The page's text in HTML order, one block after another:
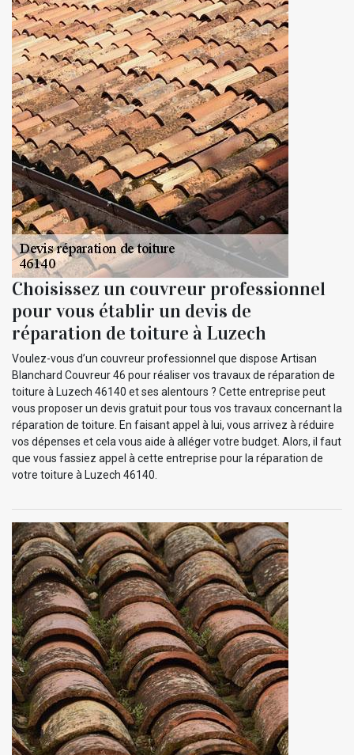
Choisissez un couvreur professionnel
pour vous établir un devis de
réparation de toiture à Luzech
Voulez-vous d’un couvreur professionnel que dispose Artisan
Blanchard Couvreur 46 pour réaliser vos travaux de réparation de
toiture à Luzech 46140 et ses alentours ? Cette entreprise peut
vous proposer un devis gratuit pour tous vos travaux concernant la
réparation de toiture. En faisant appel à lui, vous arrivez à réduire
vos dépenses et cela vous aide à alléger votre budget. Alors, il faut
que vous fassiez appel à cette entreprise pour la réparation de
votre toiture à Luzech 46140.